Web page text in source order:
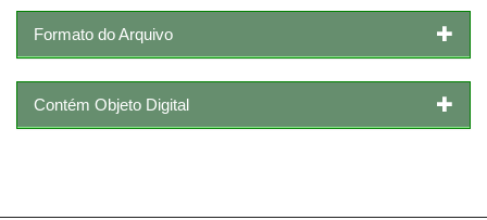
Formato do Arquivo
Contém Objeto Digital